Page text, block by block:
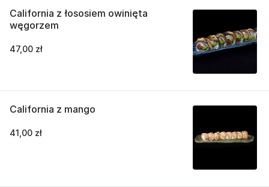
California z łososiem owinięta
węgorzem
47,00 zł
California z mango
41,00 zł